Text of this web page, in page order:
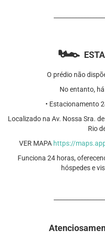
🏎️
O prédio não
No entanto,
• Estacionamento
Localizado na Av. Nossa Sra.
Rio
VER MAPA https://
Funciona 24 horas,
hóspedes e